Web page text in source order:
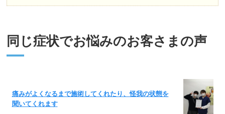
同じ症状でお悩みのお客さまの声
痛みがよくなるまで施術してくれたり、怪我の状態を
聞いてくれます